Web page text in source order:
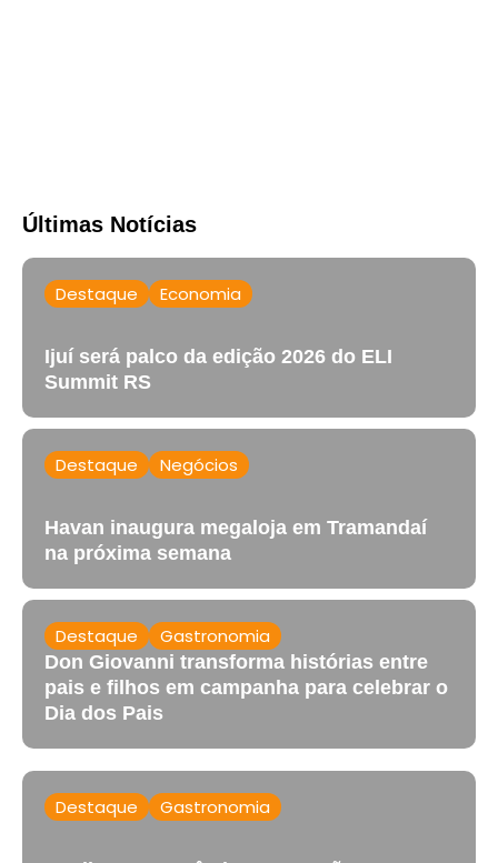
Últimas Notícias
Destaque Economia
Ijuí será palco da edição 2026 do ELI
Summit RS
Destaque Negócios
Havan inaugura megaloja em Tramandaí
na próxima semana
Destaque Gastronomia
Don Giovanni transforma histórias entre
pais e filhos em campanha para celebrar o
Dia dos Pais
Destaque Gastronomia